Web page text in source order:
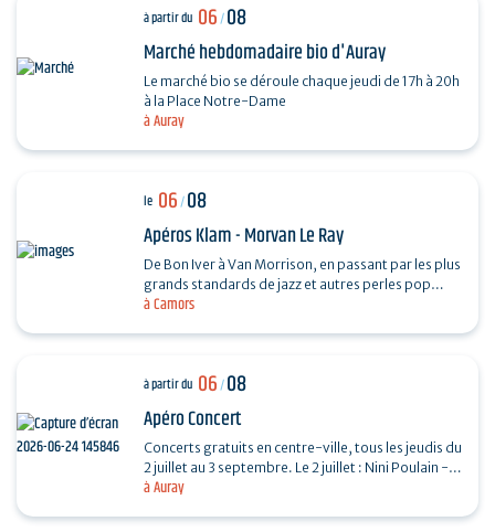
à Auray
à partir du 06/08
Marché hebdomadaire bio d'Auray
Le marché bio se déroule chaque jeudi de 17h à 20h
à la Place Notre-Dame
à Camors
le 06/08
Apéros Klam - Morvan Le Ray
De Bon Iver à Van Morrison, en passant par les plus
grands standards de jazz et autres perles pop
folk, Mo chante, accompagné de sa guitare et de
à Auray
à partir du 06/08
Apéro Concert
Concerts gratuits en centre-ville, tous les jeudis du
2 juillet au 3 septembre. Le 2 juillet : Nini Poulain -
Chanson française et Taylor Trio - Soul…